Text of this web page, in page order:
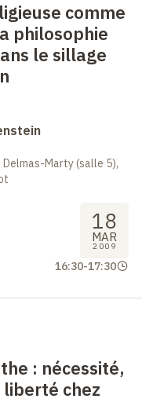
comme
philosophie
le sillage
Marty (salle 5),
18
MAR
2009
16:30-17:30
: nécessité,
chez